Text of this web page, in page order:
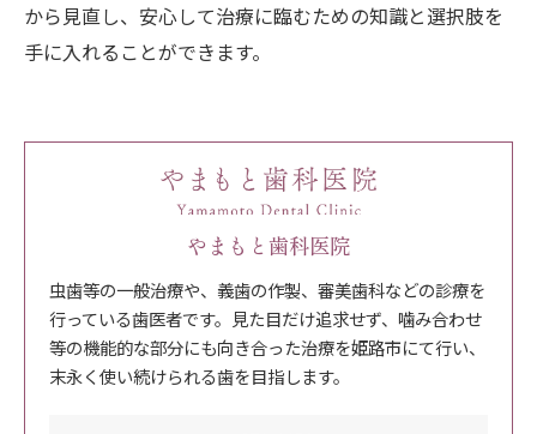
から見直し、安心して治療に臨むための知識と選択肢を
手に入れることができます。
やまもと歯科医院
虫歯等の一般治療や、義歯の作製、審美歯科などの診療を
行っている歯医者です。見た目だけ追求せず、噛み合わせ
等の機能的な部分にも向き合った治療を姫路市にて行い、
末永く使い続けられる歯を目指します。